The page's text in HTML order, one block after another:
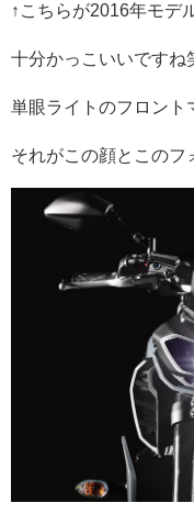
↑こちらが2016年モデ
十分かっこいいですね
単眼ライトのフロント
それがこの顔とこのフ